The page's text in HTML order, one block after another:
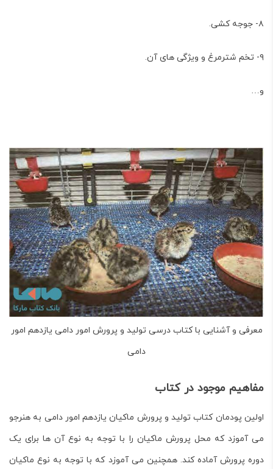
۸- جوجه کشی.
۹- تخم شترمرغ و ویژگی های آن.
و…
معرفی و آشنایی با کتاب درسی تولید و پرورش امور دامی یازدهم امور
دامی
مفاهیم موجود در کتاب
اولین پودمان کتاب تولید و پرورش ماکیان یازدهم امور دامی به هنرجو
می آموزد که محل پرورش ماکیان را با توجه به نوع آن ها برای یک
دوره پرورش آماده کند. همچنین می آموزد که با توجه به نوع ماکیان